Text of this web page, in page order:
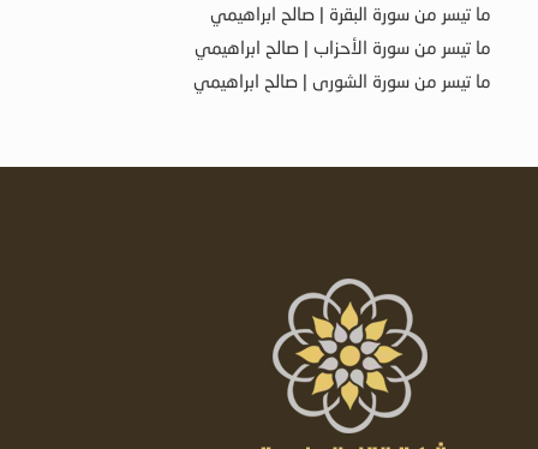
ما تيسر من سورة البقرة | صالح ابراهيمي
ما تيسر من سورة الأحزاب | صالح ابراهيمي
ما تيسر من سورة الشورى | صالح ابراهيمي